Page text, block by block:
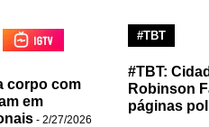
corpo com
em
- 2/27/2026
#TBT
#TBT:
Robinson
páginas